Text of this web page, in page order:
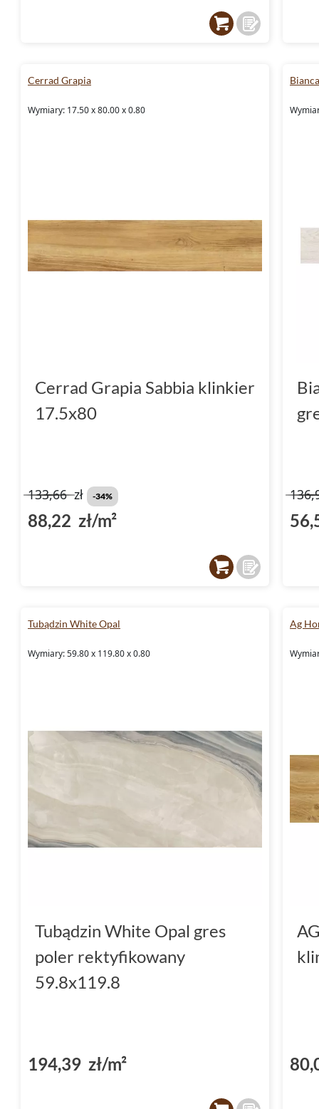
Cerrad Grapia
Wymiary: 17.50 x 80.00 x 0.80
Cerrad Grapia Sabbia klinkier
17.5x80
133,66zł -34%
88,22 zł/m²
Tubądzin White Opal
Wymiary: 59.80 x 119.80 x 0.80
Tubądzin White Opal gres
poler rektyfikowany
59.8x119.8
194,39 zł/m²
Ag